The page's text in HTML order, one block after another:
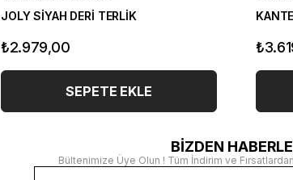
JOLY SİYAH DERİ TERLİK
₺2.979,00
SEPETE EKLE
BİZDEN
Bültenimize Üye Olun ! Tüm İndirim ve